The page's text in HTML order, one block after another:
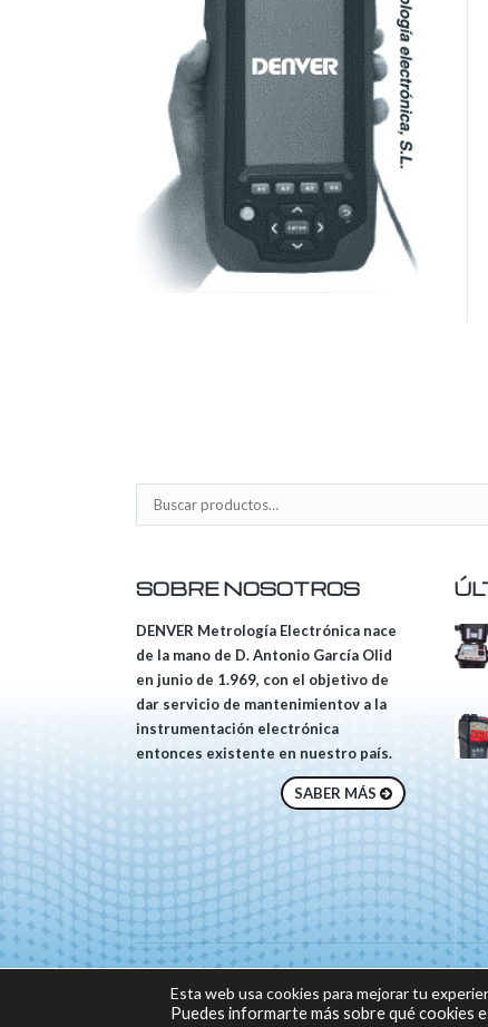
SOBRE NOSOTROS
DENVER Metrología Electrónica nace
de la mano de D. Antonio García Olid
en junio de 1.969, con el objetivo de
dar servicio de mantenimientov a la
instrumentación electrónica
entonces existente en nuestro país.
SABER MÁS
Sitio web
Esta web usa cookies para mejorar tu
Puedes informarte más sobre qué cookies